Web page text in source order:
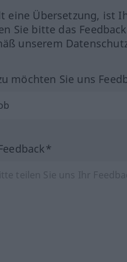
eine Übersetzung, ist
Sie bitte das
unserem
möchten Sie uns